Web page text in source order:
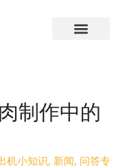
制作中的
机小知识, 新闻, 问答专